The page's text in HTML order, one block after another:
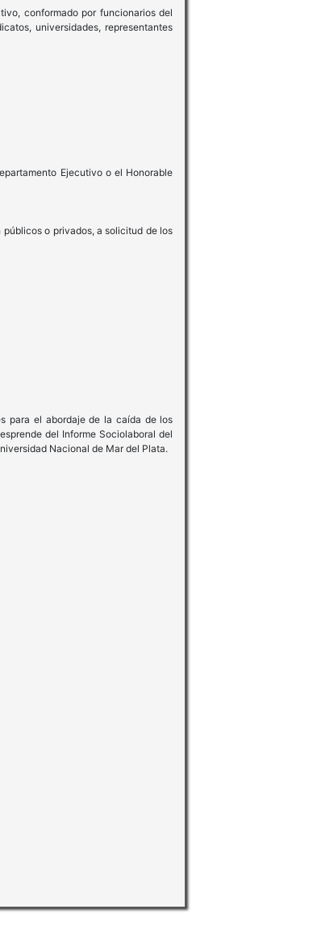
conformado por funcionarios del
universidades, representantes
Ejecutivo o el Honorable
o privados, a solicitud de los
para el abordaje de la caída de los
del Informe Sociolaboral del
Nacional de Mar del Plata.